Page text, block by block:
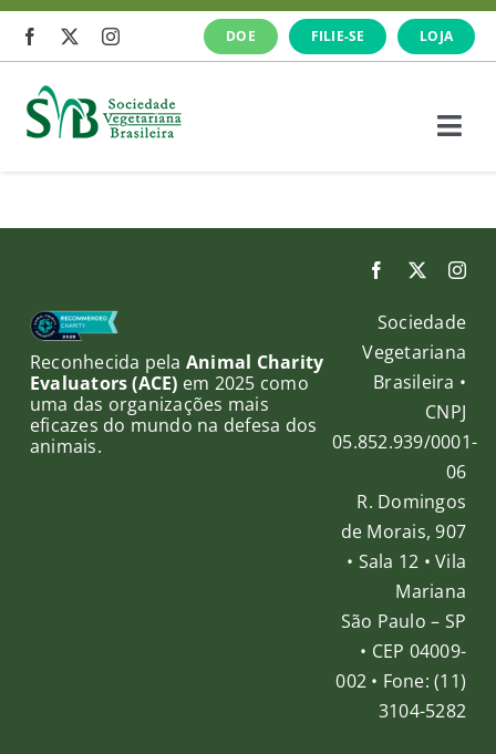
Ir
para
conteúdo
DOE FILIE-SE LOJA
O que fazemos
Cursos e Eventos
Reconhecida pela Animal Charity
Evaluators (ACE) em 2025 como
uma das organizações mais
eficazes do mundo na defesa dos
animais.
Sociedade
Vegetariana
Brasileira •
CNPJ
05.852.939/0001-
06
R. Domingos
de Morais, 907
• Sala 12 • Vila
Mariana
São Paulo – SP
• CEP 04009-
002 • Fone: (11)
3104-5282